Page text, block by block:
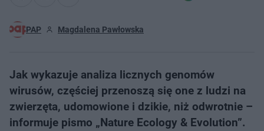
PAP Magdalena Pawłowska
Jak wykazuje analiza licznych genomów
wirusów, częściej przenoszą się one z ludzi na
zwierzęta, udomowione i dzikie, niż odwrotnie –
informuje pismo „Nature Ecology & Evolution”.